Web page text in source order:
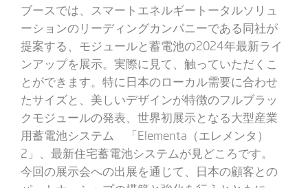
ブースでは、スマートエネルギートータルソリュ
ーションのリーディングカンパニーである同社が
提案する、モジュールと蓄電池の2024年最新ライ
ンアップを展示。実際に見て、触っていただくこ
とができます。特に日本のローカル需要に合わせ
たサイズと、美しいデザインが特徴のフルブラッ
クモジュールの発表、世界初展示となる大型産業
用蓄電池システム 「Elementa（エレメンタ）
2」、最新住宅蓄電池システムが見どころです。
今回の展示会への出展を通じて、日本の顧客との